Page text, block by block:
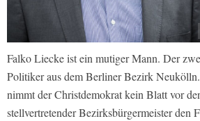
Falko Liecke ist ein mutiger Mann. Der
Politiker aus dem Berliner Bezirk
nimmt der Christdemokrat kein Blatt vor
stellvertretender Bezirksbürgermeister den